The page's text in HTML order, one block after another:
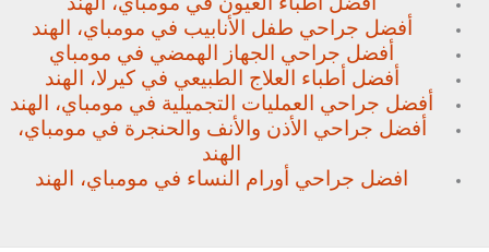
أفضل جراحي طفل الأنابيب في مومباي، الهند
أفضل جراحي الجهاز الهمضي في مومباي
أفضل أطباء العلاج الطبيعي في كيرلا، الهند
أفضل جراحي العمليات التجميلية في مومباي، الهند
أفضل جراحي الأذن والأنف والحنجرة في مومباي،
الهند
افضل جراحي أورام النساء في مومباي، الهند